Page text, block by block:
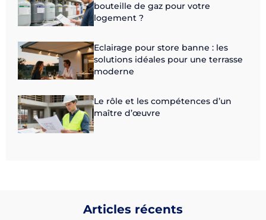
bouteille de gaz pour votre
logement ?
Eclairage pour store banne : les
solutions idéales pour une terrasse
moderne
Le rôle et les compétences d’un
maître d’œuvre
Articles récents